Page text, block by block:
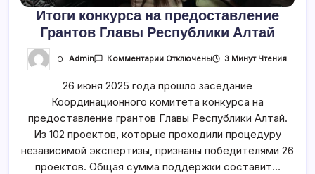
Итоги конкурса на предоставление
Грантов Главы Республики Алтай
ОтAdmin КомментарииК
Конкурса
На
Предоставление
Грантов
Главы
Республики
Алтай
Отключены 3 Минут Чтения
26 июня 2025 года прошло заседание
Координационного комитета конкурса на
предоставление грантов Главы Республики Алтай.
Из 102 проектов, которые проходили процедуру
независимой экспертизы, признаны победителями 26
проектов. Общая сумма поддержки составит…